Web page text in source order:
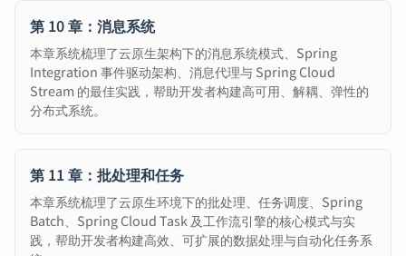
第 10 章：消息系统
本章系统梳理了云原生架构下的消息系统模式、Spring
Integration 事件驱动架构、消息代理与 Spring Cloud
Stream 的最佳实践，帮助开发者构建高可用、解耦、弹性的
分布式系统。
第 11 章：批处理和任务
本章系统梳理了云原生环境下的批处理、任务调度、Spring
Batch、Spring Cloud Task 及工作流引擎的核心模式与实
践，帮助开发者构建高效、可扩展的数据处理与自动化任务系